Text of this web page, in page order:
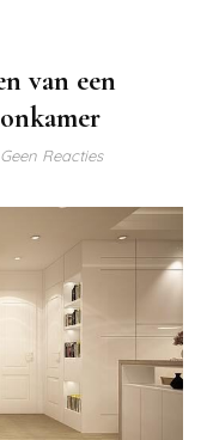
van een
Geen Reacties